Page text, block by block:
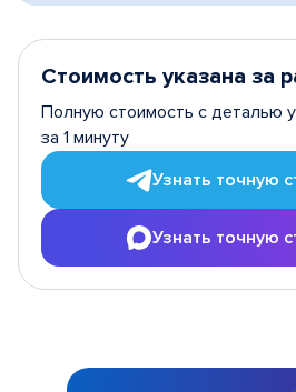
Стоимость указана за
Полную стоимость с деталью
за 1 минуту
Узнать точную
Узнать точную